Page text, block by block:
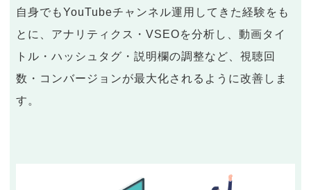
自身でもYouTubeチャンネル運用してきた経験をも
とに、アナリティクス・VSEOを分析し、動画タイ
トル・ハッシュタグ・説明欄の調整など、視聴回
数・コンバージョンが最大化されるように改善しま
す。